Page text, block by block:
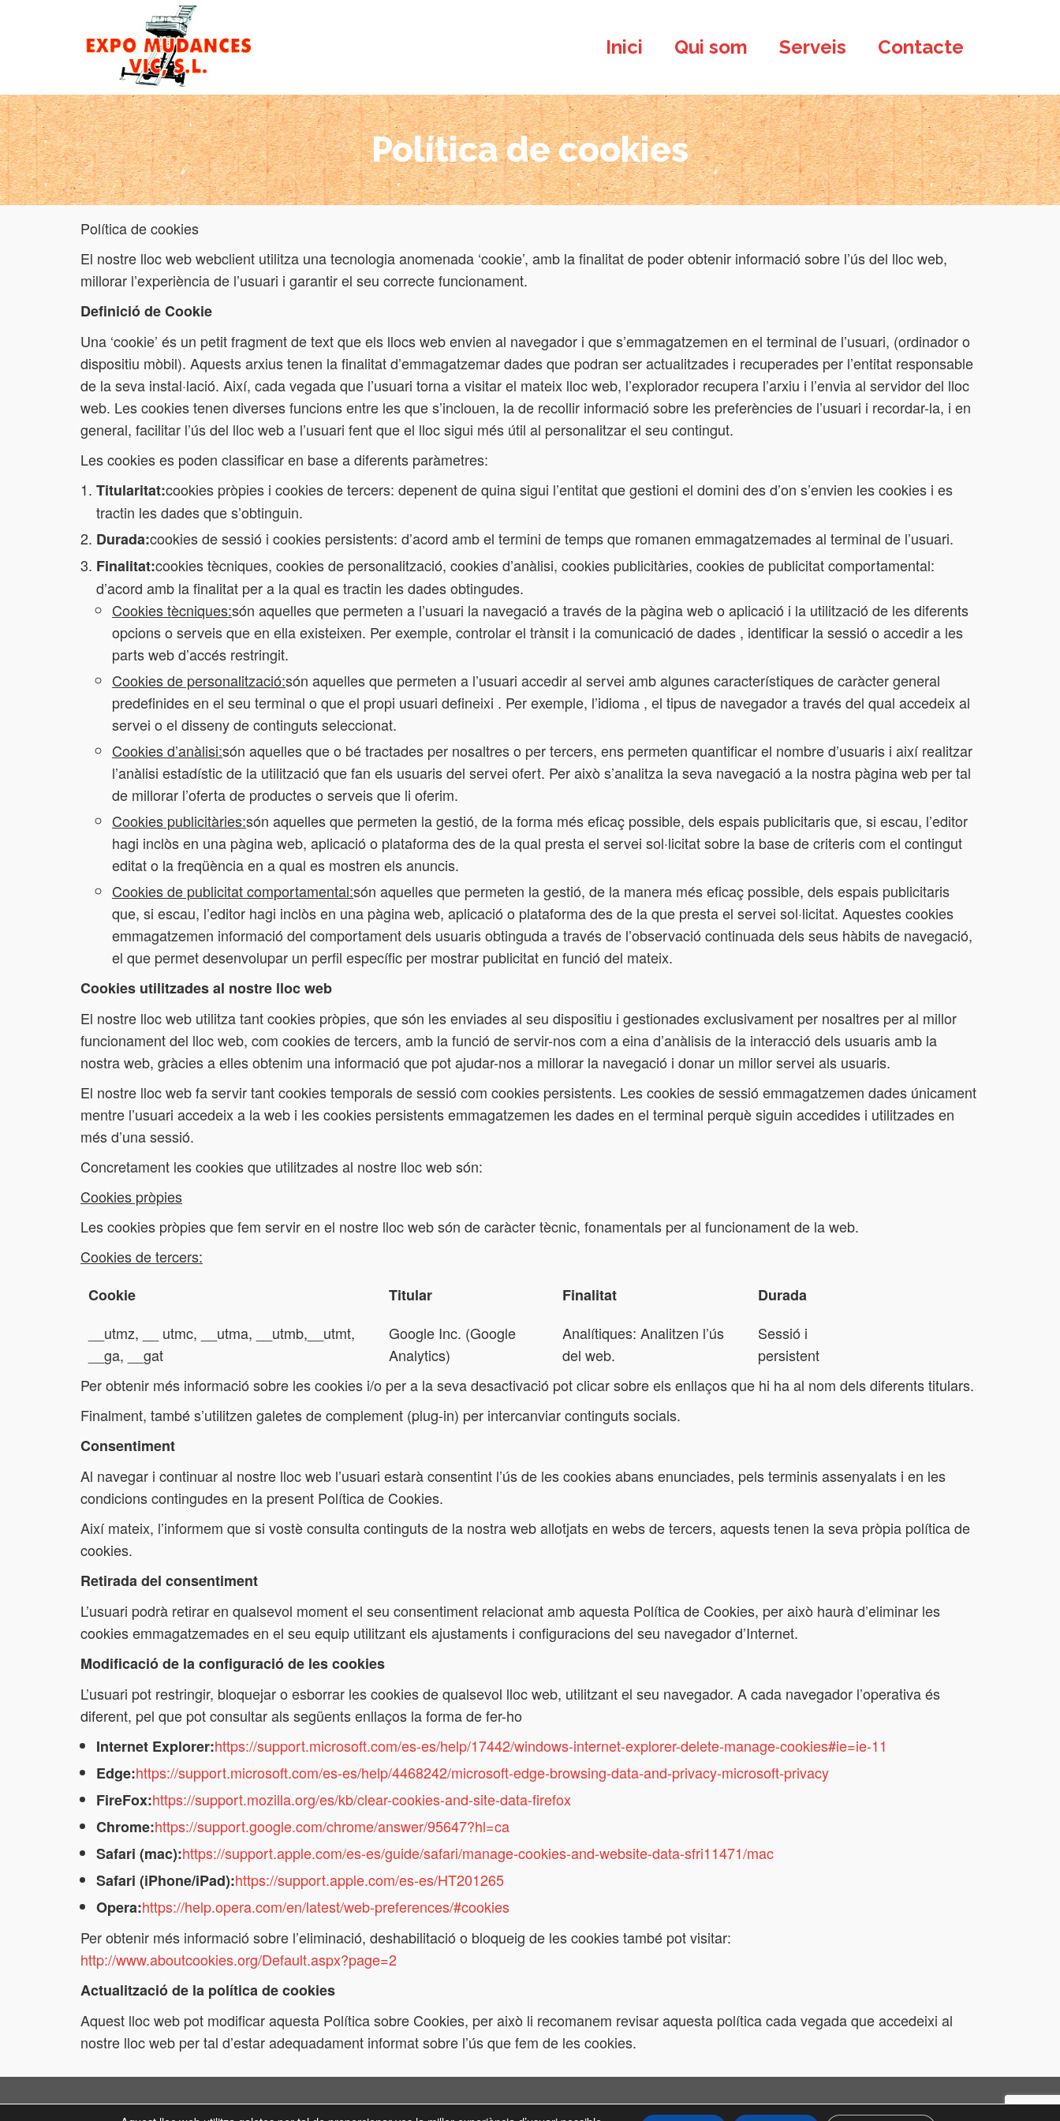
Inici Qui som Serveis Contacte
Política de cookies
Política de cookies
El nostre lloc web webclient utilitza una tecnologia anomenada ‘cookie’, amb la finalitat de poder obtenir informació sobre l’ús del lloc web,
millorar l’experiència de l’usuari i garantir el seu correcte funcionament.
Definició de Cookie
Una ‘cookie’ és un petit fragment de text que els llocs web envien al navegador i que s’emmagatzemen en el terminal de l’usuari, (ordinador o
dispositiu mòbil). Aquests arxius tenen la finalitat d’emmagatzemar dades que podran ser actualitzades i recuperades per l’entitat responsable
de la seva instal·lació. Així, cada vegada que l’usuari torna a visitar el mateix lloc web, l’explorador recupera l’arxiu i l’envia al servidor del lloc
web. Les cookies tenen diverses funcions entre les que s’inclouen, la de recollir informació sobre les preferències de l’usuari i recordar-la, i en
general, facilitar l’ús del lloc web a l’usuari fent que el lloc sigui més útil al personalitzar el seu contingut.
Les cookies es poden classificar en base a diferents paràmetres:
Titularitat:cookies pròpies i cookies de tercers: depenent de quina sigui l’entitat que gestioni el domini des d’on s’envien les cookies i es
tractin les dades que s’obtinguin.
Durada:cookies de sessió i cookies persistents: d’acord amb el termini de temps que romanen emmagatzemades al terminal de l’usuari.
Finalitat:cookies tècniques, cookies de personalització, cookies d’anàlisi, cookies publicitàries, cookies de publicitat comportamental:
d’acord amb la finalitat per a la qual es tractin les dades obtingudes.
Cookies tècniques:són aquelles que permeten a l’usuari la navegació a través de la pàgina web o aplicació i la utilització de les diferents
opcions o serveis que en ella existeixen. Per exemple, controlar el trànsit i la comunicació de dades , identificar la sessió o accedir a les
parts web d’accés restringit.
Cookies de personalització:són aquelles que permeten a l’usuari accedir al servei amb algunes característiques de caràcter general
predefinides en el seu terminal o que el propi usuari defineixi . Per exemple, l’idioma , el tipus de navegador a través del qual accedeix al
servei o el disseny de continguts seleccionat.
Cookies d’anàlisi:són aquelles que o bé tractades per nosaltres o per tercers, ens permeten quantificar el nombre d’usuaris i així realitzar
l’anàlisi estadístic de la utilització que fan els usuaris del servei ofert. Per això s’analitza la seva navegació a la nostra pàgina web per tal
de millorar l’oferta de productes o serveis que li oferim.
Cookies publicitàries:són aquelles que permeten la gestió, de la forma més eficaç possible, dels espais publicitaris que, si escau, l’editor
hagi inclòs en una pàgina web, aplicació o plataforma des de la qual presta el servei sol·licitat sobre la base de criteris com el contingut
editat o la freqüència en a qual es mostren els anuncis.
Cookies de publicitat comportamental:són aquelles que permeten la gestió, de la manera més eficaç possible, dels espais publicitaris
que, si escau, l’editor hagi inclòs en una pàgina web, aplicació o plataforma des de la que presta el servei sol·licitat. Aquestes cookies
emmagatzemen informació del comportament dels usuaris obtinguda a través de l’observació continuada dels seus hàbits de navegació,
el que permet desenvolupar un perfil específic per mostrar publicitat en funció del mateix.
Cookies utilitzades al nostre lloc web
El nostre lloc web utilitza tant cookies pròpies, que són les enviades al seu dispositiu i gestionades exclusivament per nosaltres per al millor
funcionament del lloc web, com cookies de tercers, amb la funció de servir-nos com a eina d’anàlisis de la interacció dels usuaris amb la
nostra web, gràcies a elles obtenim una informació que pot ajudar-nos a millorar la navegació i donar un millor servei als usuaris.
El nostre lloc web fa servir tant cookies temporals de sessió com cookies persistents. Les cookies de sessió emmagatzemen dades únicament
mentre l’usuari accedeix a la web i les cookies persistents emmagatzemen les dades en el terminal perquè siguin accedides i utilitzades en
més d’una sessió.
Concretament les cookies que utilitzades al nostre lloc web són:
Cookies pròpies
Les cookies pròpies que fem servir en el nostre lloc web són de caràcter tècnic, fonamentals per al funcionament de la web.
Cookies de tercers:
Cookie
Titular Finalitat
Durada
__utmz, __ utmc, __utma, __utmb,__utmt,
__ga, __gat
Google Inc. (Google
Analytics)
Analítiques: Analitzen l’ús
del web.
Sessió i
persistent
Per obtenir més informació sobre les cookies i/o per a la seva desactivació pot clicar sobre els enllaços que hi ha al nom dels diferents titulars.
Finalment, també s’utilitzen galetes de complement (plug-in) per intercanviar continguts socials.
Consentiment
Al navegar i continuar al nostre lloc web l’usuari estarà consentint l’ús de les cookies abans enunciades, pels terminis assenyalats i en les
condicions contingudes en la present Política de Cookies.
Així mateix, l’informem que si vostè consulta continguts de la nostra web allotjats en webs de tercers, aquests tenen la seva pròpia política de
cookies.
Retirada del consentiment
L’usuari podrà retirar en qualsevol moment el seu consentiment relacionat amb aquesta Política de Cookies, per això haurà d’eliminar les
cookies emmagatzemades en el seu equip utilitzant els ajustaments i configuracions del seu navegador d’Internet.
Modificació de la configuració de les cookies
L’usuari pot restringir, bloquejar o esborrar les cookies de qualsevol lloc web, utilitzant el seu navegador. A cada navegador l’operativa és
diferent, pel que pot consultar als següents enllaços la forma de fer-ho
Internet Explorer:https://support.microsoft.com/es-es/help/17442/windows-internet-explorer-delete-manage-cookies#ie=ie-11
Edge:https://support.microsoft.com/es-es/help/4468242/microsoft-edge-browsing-data-and-privacy-microsoft-privacy
FireFox:https://support.mozilla.org/es/kb/clear-cookies-and-site-data-firefox
Chrome:https://support.google.com/chrome/answer/95647?hl=ca
Safari (mac):https://support.apple.com/es-es/guide/safari/manage-cookies-and-website-data-sfri11471/mac
Safari (iPhone/iPad):https://support.apple.com/es-es/HT201265
Opera:https://help.opera.com/en/latest/web-preferences/#cookies
Per obtenir més informació sobre l’eliminació, deshabilitació o bloqueig de les cookies també pot visitar:
http://www.aboutcookies.org/Default.aspx?page=2
Actualització de la política de cookies
Aquest lloc web pot modificar aquesta Política sobre Cookies, per això li recomanem revisar aquesta política cada vegada que accedeixi al
nostre lloc web per tal d’estar adequadament informat sobre l’ús que fem de les cookies.